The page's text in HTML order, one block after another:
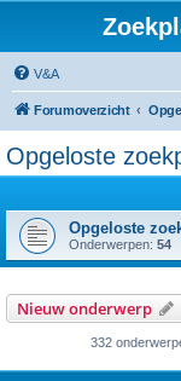
V&A
Forumoverzicht
Opgeloste
Opgeloste
Onderwerpen: 54
Nieuw onderwerp
332